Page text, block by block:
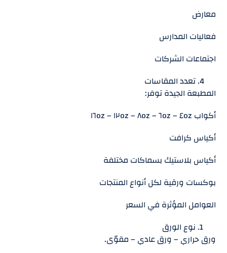
معارض
فعاليات المدارس
اجتماعات الشركات
تعدد المقاسات
المطبعة الجيدة توفر:
أكواب ٤oz – ٦oz – ٨oz – ١٢oz – ١٦oz
أكياس كرافت
أكياس بلاستيك بسماكات مختلفة
بوكسات ورقية لكل أنواع المنتجات
العوامل المؤثرة في السعر
نوع الورق
ورق حراري – ورق عادي – مقوّى.